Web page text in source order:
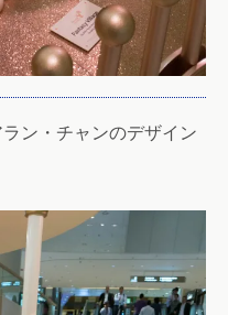
ン・チャンのデザイン